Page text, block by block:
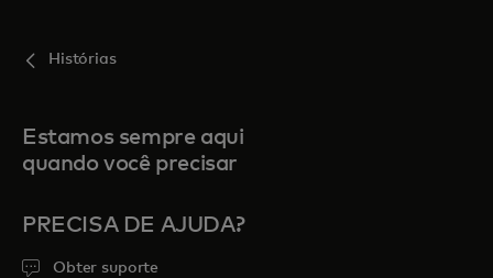
Histórias
Estamos sempre aqui
quando você precisar
PRECISA DE AJUDA?
Obter suporte